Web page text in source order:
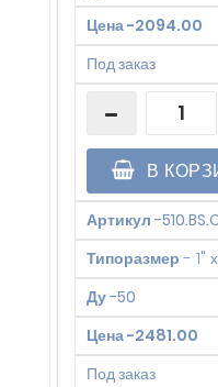
Цена-2094.00
Под заказ
В
Артикул -
Типоразмер - 1"
Ду-50
Цена-2481.00
Под заказ